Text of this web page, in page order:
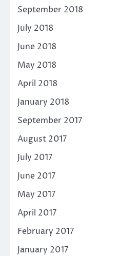
September 2018
July 2018
June 2018
May 2018
April 2018
January 2018
September 2017
August 2017
July 2017
June 2017
May 2017
April 2017
February 2017
January 2017